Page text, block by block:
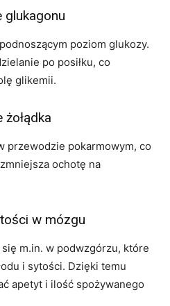
glukagonu
poziom glukozy.
po posiłku, co
glikemii.
przewodzie pokarmowym, co
ochotę na
w mózgu
m.in. w podwzgórzu, które
i sytości. Dzięki temu
apetyt i ilość spożywanego